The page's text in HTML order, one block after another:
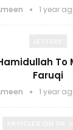
1 year
To
Faruqi
1 year